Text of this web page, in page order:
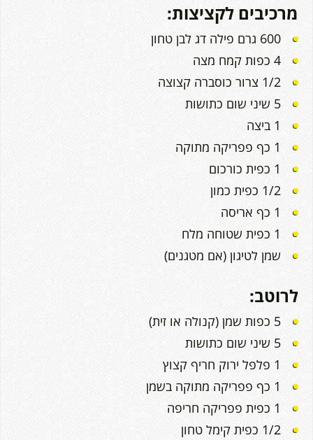
מרכיבים לקציצות:
600 גרם פילה דג לבן טחון
4 כפות קמח מצה
1/2 צרור כוסברה קצוצה
5 שיני שום כתושות
1 ביצה
1 כף פפריקה מתוקה
1 כפית כורכום
1/2 כפית כמון
1 כף אריסה
1 כפית שטוחה מלח
שמן לטיגון (אם מטגנים)
לרוטב:
5 כפות שמן (קנולה או זית)
5 שיני שום כתושות
1 פלפל ירוק חריף קצוץ
1 כף פפריקה מתוקה בשמן
1 כפית פפריקה חריפה
1/2 כפית קימל טחון